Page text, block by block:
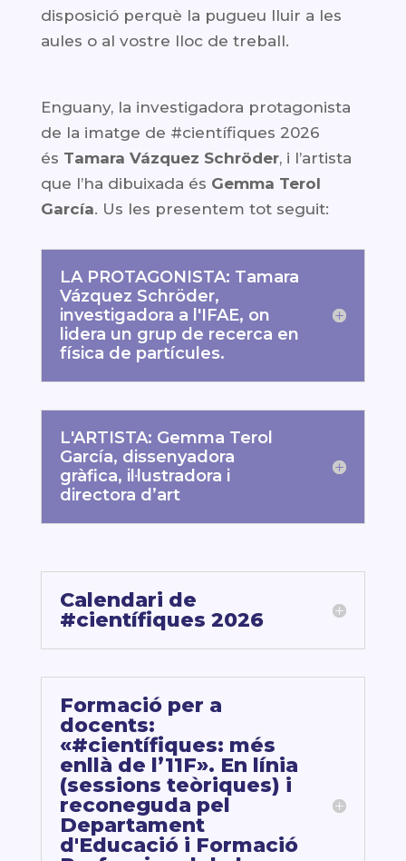
disposició perquè la pugueu lluir a les
aules o al vostre lloc de treball.
Enguany, la investigadora protagonista
de la imatge de #científiques 2026
és Tamara Vázquez Schröder, i l’artista
que l’ha dibuixada és Gemma Terol
García. Us les presentem tot seguit:
LA PROTAGONISTA: Tamara
Vázquez Schröder,
investigadora a l'IFAE, on
lidera un grup de recerca en
física de partícules.
L'ARTISTA: Gemma Terol
García, dissenyadora
gràfica, il·lustradora i
directora d’art
Calendari de
#científiques 2026
Formació per a
docents:
«#científiques: més
enllà de l’11F». En línia
(sessions teòriques) i
reconeguda pel
Departament
d'Educació i Formació